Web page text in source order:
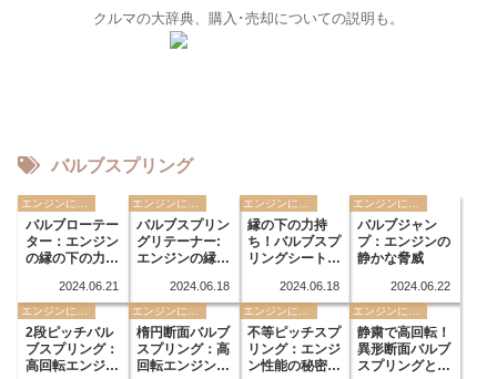
クルマの大辞典、購入･売却についての説明も。
バルブスプリング
バルブローテー
ター：エンジン
の縁の下の力持
2024.06.21
バルブスプリン
グリテーナー:
エンジンの縁の
2024.06.18
縁の下の力持
ち！バルブスプ
リングシートの
2024.06.18
バルブジャン
プ：エンジンの
静かな脅威
2024.06.22
2段ピッチバル
ブスプリング：
高回転エンジン
楕円断面バルブ
スプリング：高
回転エンジンの
不等ピッチスプ
リング：エンジ
ン性能の秘密兵
静粛で高回転！
異形断面バルブ
スプリングと